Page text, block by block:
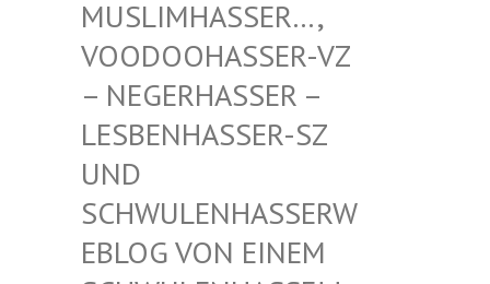
LIMHASSER…, VOO
DOOHASSER-VZ – N
EGERHASSER – LES
BENHASSER-SZ UND
SCH
WULENHASSERWEBL
OG VON EINEM SCH